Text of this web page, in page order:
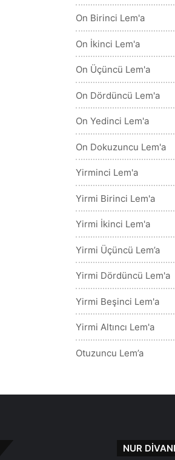
On Birinci Lem'a
On İkinci Lem'a
On Üçüncü Lem'a
On Dördüncü Lem'a
On Yedinci Lem'a
On Dokuzuncu Lem'a
Yirminci Lem'a
Yirmi Birinci Lem'a
Yirmi İkinci Lem'a
Yirmi Üçüncü Lem’a
Yirmi Dördüncü Lem'a
Yirmi Beşinci Lem'a
Yirmi Altıncı Lem'a
Otuzuncu Lem’a
NUR DİVANI